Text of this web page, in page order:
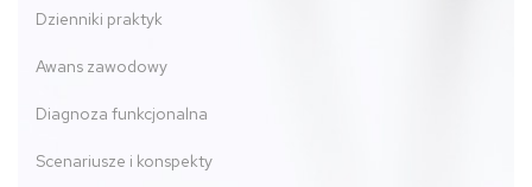
Dzienniki praktyk
Awans zawodowy
Diagnoza funkcjonalna
Scenariusze i konspekty